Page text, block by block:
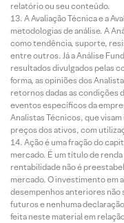
relatório ou seu conteúdo.
A Avaliação Técnica e a
metodologias de análise. A
como tendência, suporte,
entre outros. Já a Análise
resultados divulgados pelas
forma, as opiniões dos
retornos dadas as condições
eventos específicos da
Analistas Técnicos, que
preços dos ativos, com
Ação é uma fração do
mercado. É um título de
rentabilidade não é
mercado. O investimento em
desempenhos anteriores
futuros e nenhuma
feita neste material em